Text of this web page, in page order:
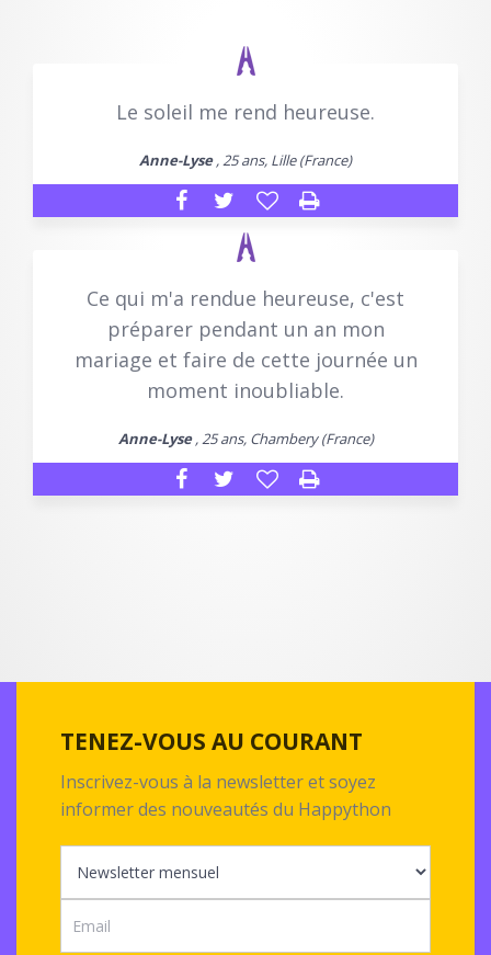
Le soleil me rend heureuse.
Anne-Lyse, 25 ans, Lille (France)
Ce qui m'a rendue heureuse, c'est
préparer pendant un an mon
mariage et faire de cette journée un
moment inoubliable.
Anne-Lyse, 25 ans, Chambery (France)
TENEZ-VOUS AU COURANT
Inscrivez-vous à la newsletter et soyez
informer des nouveautés du Happython